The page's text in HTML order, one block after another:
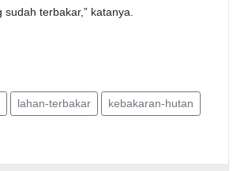
terbakar,” katanya.
lahan-terbakar kebakaran-hutan